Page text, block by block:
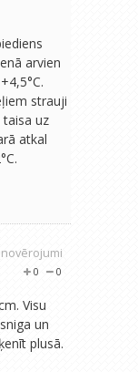
arvien
strauji
taisa uz
atkal
novērojumi
0
0
Visu
un
plusā.